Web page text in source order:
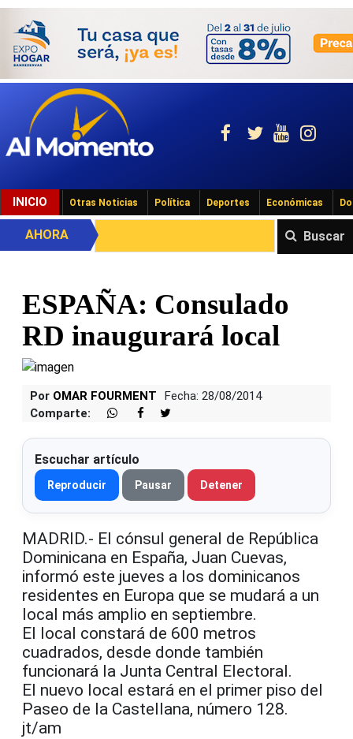
INICIO Otras Noticias Política Deportes Económicas
Buscar
AHORA
ESPAÑA: Consulado
RD inaugurará local
Por OMAR FOURMENT
Fecha: 28/08/2014
Comparte:
Escuchar artículo
Reproducir Pausar Detener
MADRID.- El cónsul general de República
Dominicana en España, Juan Cuevas,
informó este jueves a los dominicanos
residentes en Europa que se mudará a un
local más amplio en septiembre.
El local constará de 600 metros
cuadrados, desde donde también
funcionará la Junta Central Electoral.
El nuevo local estará en el primer piso del
Paseo de la Castellana, número 128.
jt/am